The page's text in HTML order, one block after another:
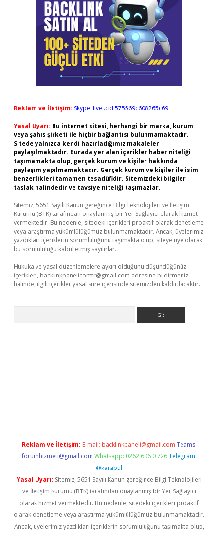
Reklam ve İletişim: Skype: live:.cid.575569c608265c69
Yasal Uyarı: Bu internet sitesi, herhangi bir marka, kurum
veya şahıs şirketi ile hiçbir bağlantısı bulunmamaktadır.
Sitede yalnızca kendi hazırladığımız makaleler
paylaşılmaktadır. Burada yer alan içerikler haber niteliği
taşımamakta olup, gerçek kurum ve kişiler hakkında
paylaşım yapılmamaktadır. Gerçek kurum ve kişiler ile isim
benzerlikleri tamamen tesadüfidir. Sitemizdeki bilgiler
taslak halindedir ve tavsiye niteliği taşımazlar.
Sitemiz, 5651 Sayılı Kanun gereğince Bilgi Teknolojileri ve İletişim
Kurumu (BTK) tarafından onaylanmış bir Yer Sağlayıcı olarak hizmet
vermektedir. Bu nedenle, sitedeki içerikleri proaktif olarak denetleme
veya araştırma yükümlülüğümüz bulunmamaktadır. Ancak, üyelerimiz
yazdıkları içeriklerin sorumluluğunu taşımakta olup, siteye üye olarak
bu sorumluluğu kabul etmiş sayılırlar.
Hukuka ve yasal düzenlemelere aykırı olduğunu düşündüğünüz
içerikleri, backlinkpanelicomtr@gmail.com adresine bildirmeniz
halinde, ilgili içerikler yasal süre içerisinde sitemizden kaldırılacaktır.
Reklam ve İletişim: E-mail: backlinkpaneli@gmail.com Teams:
forumhizmeti@gmail.com Whatsapp: 0262 606 0 726 Telegram:
@karabul
Yasal Uyarı: Sitemiz, 5651 Sayılı Kanun gereğince Bilgi Teknolojileri
ve İletişim Kurumu (BTK) tarafından onaylanmış bir Yer Sağlayıcı
olarak hizmet vermektedir. Bu nedenle, sitedeki içerikleri proaktif
olarak denetleme veya araştırma yükümlülüğümüz bulunmamaktadır.
Ancak, üyelerimiz yazdıkları içeriklerin sorumluluğunu taşımakta olup,